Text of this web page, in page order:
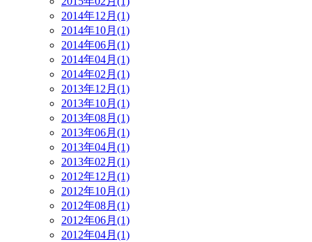
2014年12月(1)
2014年10月(1)
2014年06月(1)
2014年04月(1)
2014年02月(1)
2013年12月(1)
2013年10月(1)
2013年08月(1)
2013年06月(1)
2013年04月(1)
2013年02月(1)
2012年12月(1)
2012年10月(1)
2012年08月(1)
2012年06月(1)
2012年04月(1)